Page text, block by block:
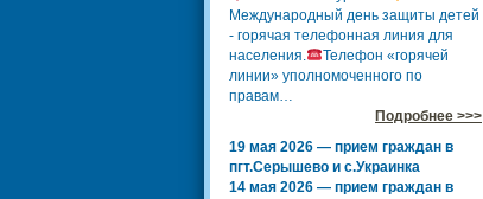
Международный день защиты детей
- горячая телефонная линия для
населения.
Телефон «горячей
линии» уполномоченного по
правам…
Подробнее >>>
19 мая 2026 — прием граждан в
пгт.Серышево и с.Украинка
14 мая 2026 — прием граждан в